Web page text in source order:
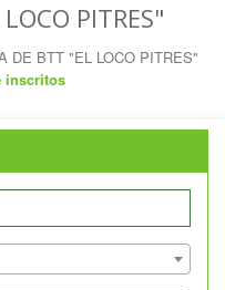
PITRES"
DE BTT "EL LOCO PITRES"
inscritos